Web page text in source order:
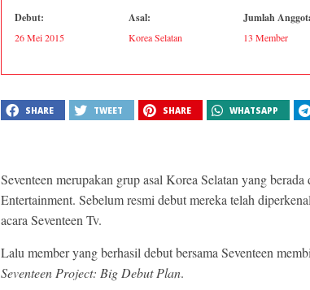
Debut:
26 Mei2015
Asal:
Korea Selatan
Jumlah
13 Member
SHARE TWEET SHARE WHATSAPP
Seventeen merupakan grup asal Korea Selatan yang
Entertainment. Sebelum resmi debut mereka telah
acara Seventeen Tv.
Lalu member yang berhasil debut bersama Seventeen
Seventeen Project: Big Debut Plan.